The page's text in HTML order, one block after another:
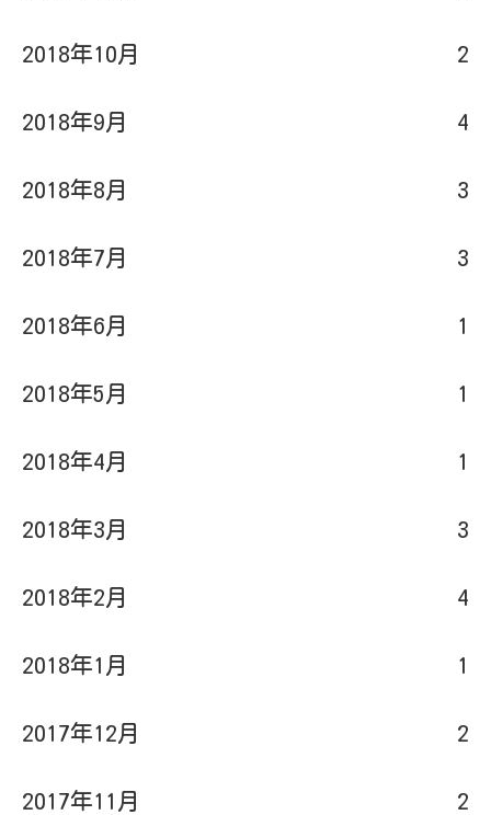
2018年10月 2
2018年9月 4
2018年8月 3
2018年7月 3
2018年6月 1
2018年5月 1
2018年4月 1
2018年3月 3
2018年2月 4
2018年1月 1
2017年12月 2
2017年11月 2